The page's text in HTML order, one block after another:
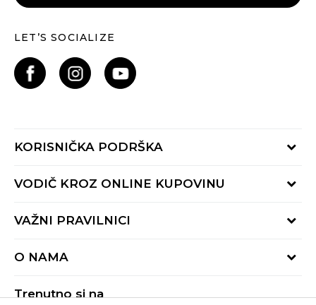
LET’S SOCIALIZE
KORISNIČKA PODRŠKA
Provjeri status porudžbine
Radno vrijeme 9-16h
VODIČ KROZ ONLINE KUPOVINU
Načini isporuke
Reklamacije
VAŽNI PRAVILNICI
Pravila Sport&Bonus programa
O NAMA
Trenutno si na